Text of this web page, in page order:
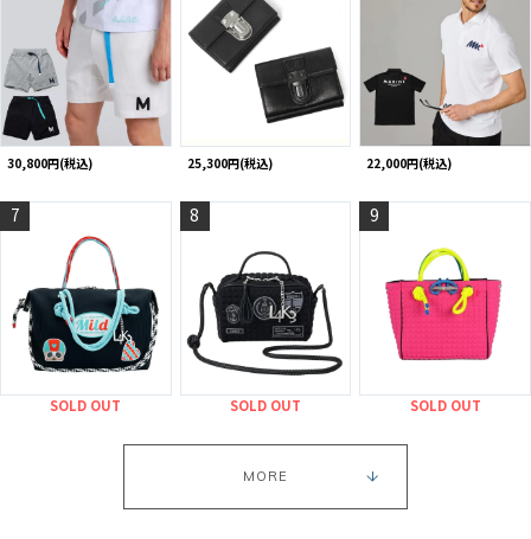
30,800円(税込) 25,300円(税込) 22,000円(税込)
7
SOLD OUT
8
SOLD OUT
9
SOLD OUT
MORE